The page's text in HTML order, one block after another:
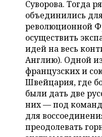
НЕФТЬ
ОПК
ЭНЕРГЕТИКА
РОЗНИЧНАЯ
ТРАНСПОРТ
УСЛУГИ
НОВОСТИ
МЕДИА
ТЕЛЕКОММУНИКАЦИИ
МЕРОПРИЯТИЯ
НОВОСТИ
ВЫЕЗДНАЯ РЕДАКЦИЯ
БИЗНЕС-БРАНЧИ
ONLINE-
ОТКРЫТАЯ ЛЕКЦИЯ
СПОРТ
НОВОСТИ СПОРТА
ФУТБОЛ
ХОККЕЙ
БАСКЕТБОЛ
ОБЩЕСТВО
НОВОСТИ ОБЩЕСТВА
ВЛАСТЬ
ИНФРАСТРУКТУРА
ФОТОГАЛЕРЕЯ
СЮЖЕТЫ
СПРАВОЧНИК
Суворова. Тогда
объединились
революционной
осуществить
идей на весь
Англию). Одной
французских и
Швейцария, где
были дать две
них — под
для
преодолевать